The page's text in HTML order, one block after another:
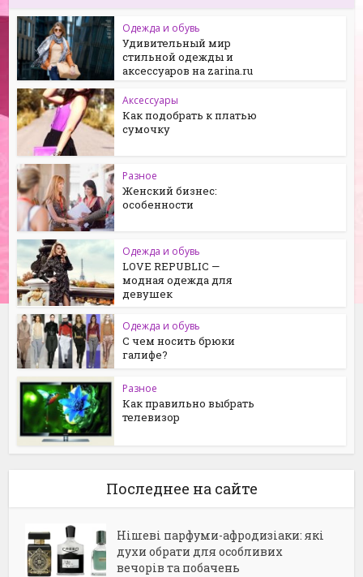
Одежда и обувь
Удивительный мир
стильной одежды и
аксессуаров на zarina.ru
Аксессуары
Как подобрать к платью
сумочку
Разное
Женский бизнес:
особенности
Одежда и обувь
LOVE REPUBLIC —
модная одежда для
девушек
Одежда и обувь
С чем носить брюки
галифе?
Разное
Как правильно выбрать
телевизор
Последнее на сайте
Нішеві парфуми-афродизіаки: які
духи обрати для особливих
вечорів та побачень